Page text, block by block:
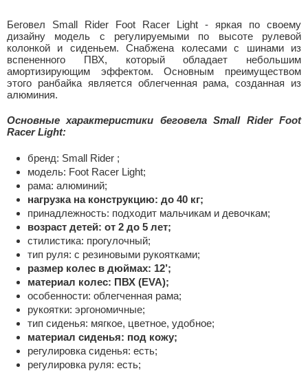
Беговел Small Rider Foot Racer Light - яркая по своему
дизайну модель с регулируемыми по высоте рулевой
колонкой и сиденьем. Снабжена колесами с шинами из
вспененного ПВХ, который обладает небольшим
амортизирующим эффектом. Основным преимуществом
этого ранбайка является облегченная рама, созданная из
алюминия.
Основные характеристики беговела Small Rider Foot
Racer Light:
бренд: Small Rider ;
модель: Foot Racer Light;
рама: алюминий;
нагрузка на конструкцию: до 40 кг;
принадлежность: подходит мальчикам и девочкам;
возраст детей: от 2 до 5 лет;
стилистика: прогулочный;
тип руля: с резиновыми рукоятками;
размер колес в дюймах: 12’;
материал колес: ПВХ (EVA);
особенности: облегченная рама;
рукоятки: эргономичные;
тип сиденья: мягкое, цветное, удобное;
материал сиденья: под кожу;
регулировка сиденья: есть;
регулировка руля: есть;